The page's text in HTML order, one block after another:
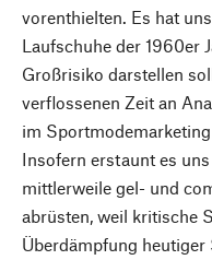
vorenthielten. Es hat
Laufschuhe der 1960er
Großrisiko darstellen
verflossenen Zeit an
im
Insofern erstaunt es
mittlerweile gel- und
abrüsten, weil kritische
Überdämpfung